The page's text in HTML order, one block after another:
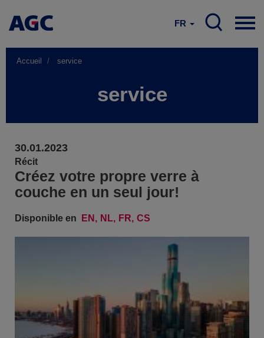
FR
Accueil service
service
30.01.2023
Récit
Créez votre propre verre à
couche en un seul jour!
Disponible en EN NL FR CS